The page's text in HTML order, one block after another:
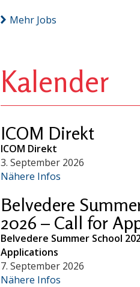
Mehr Jobs
Kalender
ICOM Direkt
ICOM Direkt
3. September 2026
Nähere Infos
Belvedere
2026 – Call for
Belvedere Summer School
Applications
7. September 2026
Nähere Infos